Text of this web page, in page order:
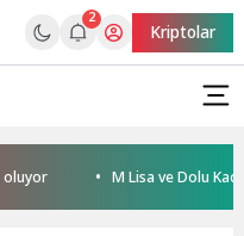
2
Kriptolar
M Lisa ve Dolu Kadehi